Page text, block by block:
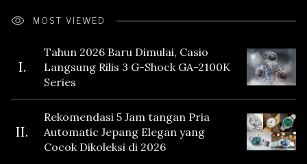
MOST VIEWED
I.
Tahun 2026 Baru Dimulai, Casio
Langsung Rilis 3 G-Shock GA-2100K
Series
II.
Rekomendasi 5 Jam tangan Pria
Automatic Jepang Elegan yang
Cocok Dikoleksi di 2026